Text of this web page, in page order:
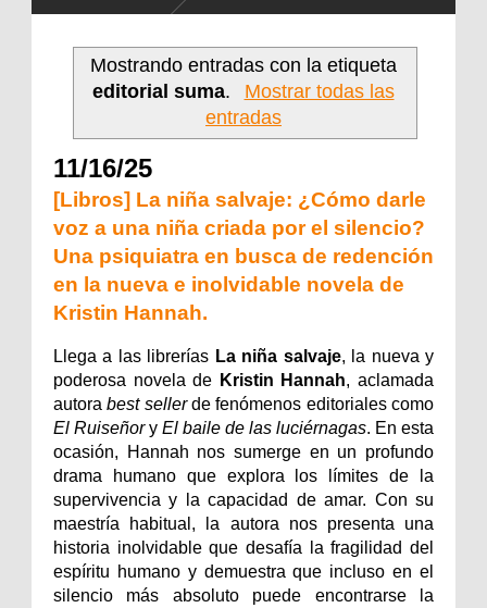
Mostrando entradas con la etiqueta
editorial suma.
Mostrar todas las
entradas
11/16/25
[Libros] La niña salvaje: ¿Cómo darle
voz a una niña criada por el silencio?
Una psiquiatra en busca de redención
en la nueva e inolvidable novela de
Kristin Hannah.
Llega a las librerías La niña salvaje, la nueva y
poderosa novela de Kristin Hannah, aclamada
autorabest sellerde fenómenos editoriales como
El Ruiseñory El baile de las luciérnagas. En esta
ocasión, Hannah nos sumerge en un profundo
drama humano que explora los límites de la
supervivencia y la capacidad de amar. Con su
maestría habitual, la autora nos presenta una
historia inolvidable que desafía la fragilidad del
espíritu humano y demuestra que incluso en el
silencio más absoluto puede encontrarse la